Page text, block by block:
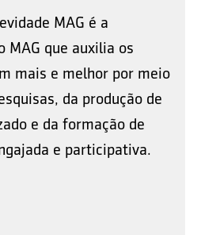
MAG é a
MAG que auxilia os
mais e melhor por meio
da produção de
e da formação de
e participativa.